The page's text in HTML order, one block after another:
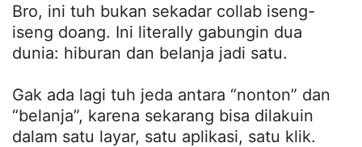
Bro, ini tuh bukan sekadar collab iseng-
iseng doang. Ini literally gabungin dua
dunia: hiburan dan belanja jadi satu.
Gak ada lagi tuh jeda antara “nonton” dan
“belanja”, karena sekarang bisa dilakuin
dalam satu layar, satu aplikasi, satu klik.